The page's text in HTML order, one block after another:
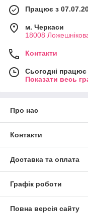
Працює з
м. Черкаси
18008
Контакти
Сьогодні
Показати весь
Про нас
Контакти
Доставка та оплата
Графік роботи
Повна версія сайту